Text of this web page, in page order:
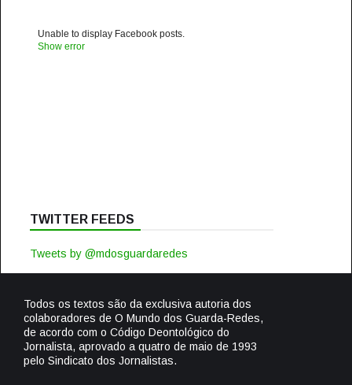
Unable to display Facebook posts.
Show error
TWITTER FEEDS
Tweets by @mdosguardaredes
Todos os textos são da exclusiva autoria dos
colaboradores de O Mundo dos Guarda-Redes,
de acordo com o Código Deontológico do
Jornalista, aprovado a quatro de maio de 1993
pelo Sindicato dos Jornalistas.